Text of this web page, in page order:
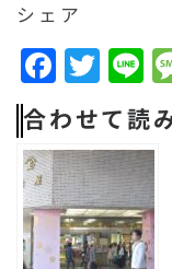
シェア
F
a
c
e
b
o
T
w
it
t
e
r
n
e
合わせて読